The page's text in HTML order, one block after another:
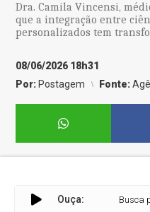
Dra. Camila Vincensi,
que a integração entre
personalizados tem
08/06/2026 18h31
Por: Postagem Fonte:
Ouça: Busca por